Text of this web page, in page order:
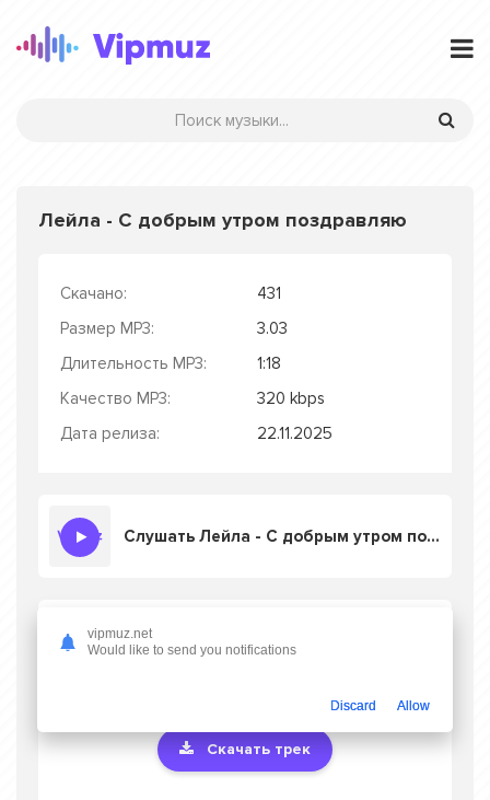
Лейла - С добрым утром поздравляю
Скачано:
431
Размер MP3:
3.03
Длительность MP3:
1:18
Качество MP3:
320 kbps
Дата релиза:
22.11.2025
Слушать Лейла - С добрым утром поздравляю
Скачать песню Лейла - С добрым утром
поздравляюв mp3 или слушать онлайн
Скачать трек
vipmuz.net
Would like to send you notifications
Discard Allow